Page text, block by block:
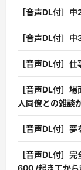
［音声DL付］
［音声DL付］
［音声DL付］
［音声DL付］
人同僚との雑談
［音声DL付］
［音声DL付］